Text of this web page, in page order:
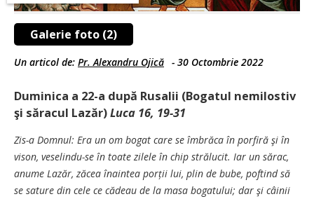
Galerie foto (2)
Un articol de: Pr. Alexandru Ojică - 30 Octombrie 2022
Duminica a 22-a după Rusalii (Bogatul nemilostiv
şi săracul Lazăr)Luca 16, 19-31
Zis-a Domnul: Era un om bogat care se îmbrăca în porfiră şi în
vison, veselindu-se în toate zilele în chip strălucit. Iar un sărac,
anume Lazăr, zăcea înaintea porții lui, plin de bube, poftind să
se sature din cele ce cădeau de la masa bogatului; dar şi câinii